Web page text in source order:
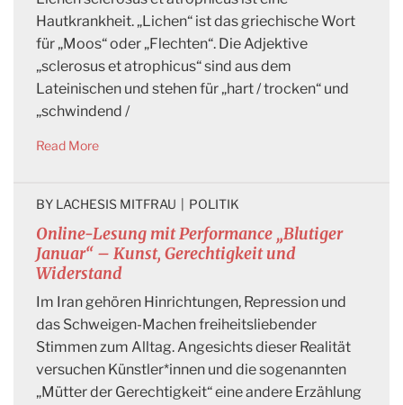
Hautkrankheit. „Lichen“ ist das griechische Wort
für „Moos“ oder „Flechten“. Die Adjektive
„sclerosus et atrophicus“ sind aus dem
Lateinischen und stehen für „hart / trocken“ und
„schwindend /
Read More
Online-Lesung mit Performance „Blutiger
Januar“ – Kunst, Gerechtigkeit und
Widerstand
BY LACHESIS MITFRAU POLITIK
Im Iran gehören Hinrichtungen, Repression und
das Schweigen-Machen freiheitsliebender
Stimmen zum Alltag. Angesichts dieser Realität
versuchen Künstler*innen und die sogenannten
„Mütter der Gerechtigkeit“ eine andere Erzählung